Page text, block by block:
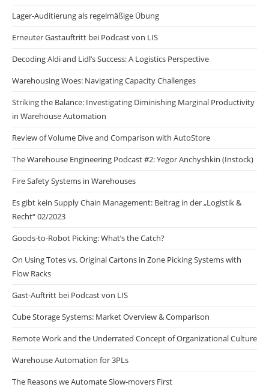
Lager-Auditierung als regelmäßige Übung
Erneuter Gastauftritt bei Podcast von LIS
Decoding Aldi and Lidl’s Success: A Logistics Perspective
Warehousing Woes: Navigating Capacity Challenges
Striking the Balance: Investigating Diminishing Marginal Productivity
in Warehouse Automation
Review of Volume Dive and Comparison with AutoStore
The Warehouse Engineering Podcast #2: Yegor Anchyshkin (Instock)
Fire Safety Systems in Warehouses
Es gibt kein Supply Chain Management: Beitrag in der „Logistik &
Recht“ 02/2023
Goods-to-Robot Picking: What’s the Catch?
On Using Totes vs. Original Cartons in Zone Picking Systems with
Flow Racks
Gast-Auftritt bei Podcast von LIS
Cube Storage Systems: Market Overview & Comparison
Remote Work and the Underrated Concept of Organizational Culture
Warehouse Automation for 3PLs
The Reasons we Automate Slow-movers First